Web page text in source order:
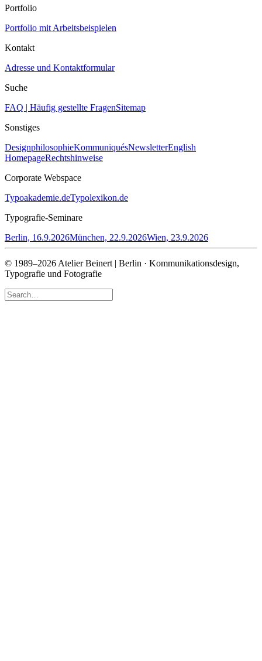
Portfolio
Portfolio mit Arbeitsbeispielen
Kontakt
Adresse und Kontaktformular
Suche
FAQ | Häufig gestellte FragenSitemap
Sonstiges
DesignphilosophieKommuniquésNewsletterEnglish
HomepageRechtshinweise
Corporate Webspace
Typoakademie.deTypolexikon.de
Typografie-Seminare
Berlin, 16.9.2026München, 22.9.2026Wien, 23.9.2026
© 1989–2026 Atelier Beinert | Berlin · Kommunikationsdesign,
Typografie und Fotografie